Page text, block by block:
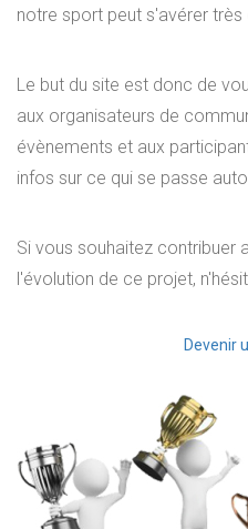
notre sport peut s'avérer
Le but du site est donc de
aux organisateurs de
évènements et aux
infos sur ce qui se passe
Si vous souhaitez contribuer
l'évolution de ce projet,
Devenir